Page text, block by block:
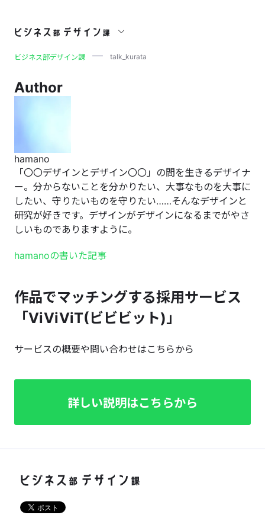
talk_kurata
ビジネス部デザイン課 talk_kurata
Author
hamano
「〇〇デザインとデザイン〇〇」の間を生きるデザイナ
ー。分からないことを分かりたい、大事なものを大事に
したい、守りたいものを守りたい……そんなデザインと
研究が好きです。デザインがデザインになるまでがやさ
しいものでありますように。
hamanoの書いた記事
作品でマッチングする採用サービス
「ViViViT(ビビビット)」
サービスの概要や問い合わせはこちらから
詳しい説明はこちらから